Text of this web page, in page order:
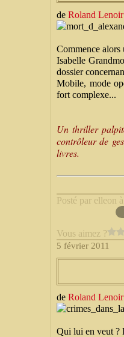
de Roland Lenoir
Commence alors
Isabelle
dossier
Mobile, mode
fort complexe...
Un thriller
contrôleur de
livres.
Posté par elleon
Vous aimez ?
5 février 2011
de Roland Lenoir
Qui lui en veut ?